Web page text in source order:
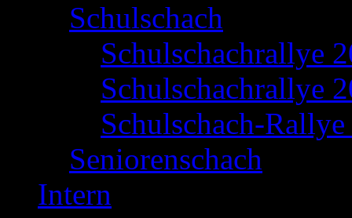
Schulschach
Schulschachrallye
Schulschachrallye
Schulschach-
Seniorenschach
Intern